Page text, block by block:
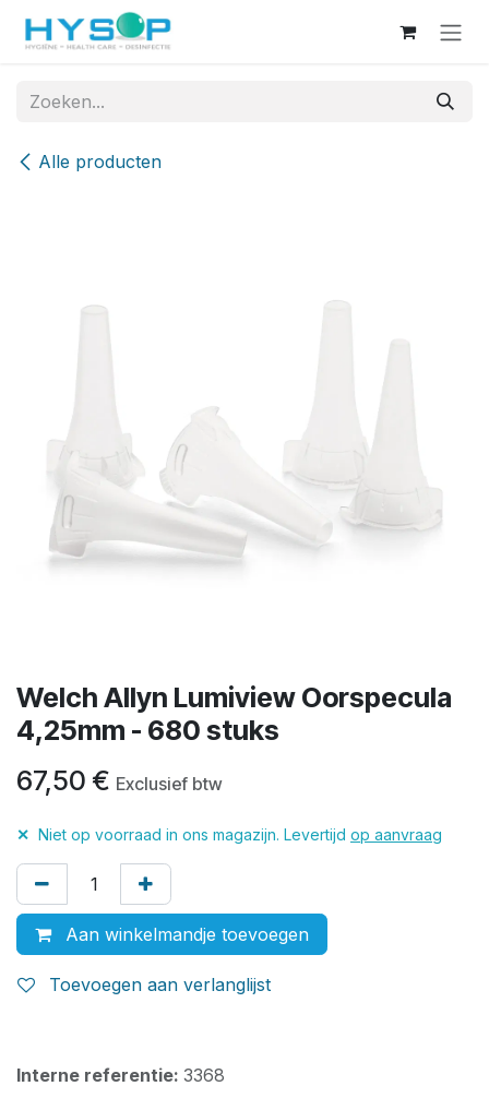
Overslaan naar inhoud
Alle producten
Welch Allyn Lumiview Oorspecula
4,25mm - 680 stuks
67,50 € Exclusief btw
✕ Niet op voorraad in ons magazijn. Levertijd op aanvraag
Aan winkelmandje toevoegen
Toevoegen aan verlanglijst
Interne referentie: 3368